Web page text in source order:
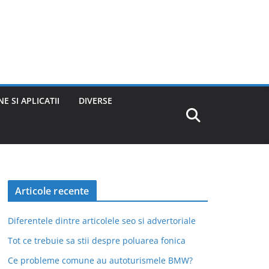
SI APLICATII DIVERSE
Articole recente
Diferentele dintre articolele seo si advertoriale
Tot ce trebuie sa stii despre poluarea fonica
Ce probleme comune au autoturismele BMW?